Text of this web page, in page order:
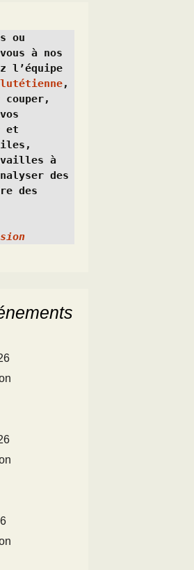
ou
à nos
l’équipe
,
couper,
et
à
des